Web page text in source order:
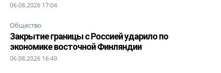
06.08.2026 17:04
Общество
Закрытие границы с Россией ударило по
экономике восточной Финляндии
06.08.2026 16:49